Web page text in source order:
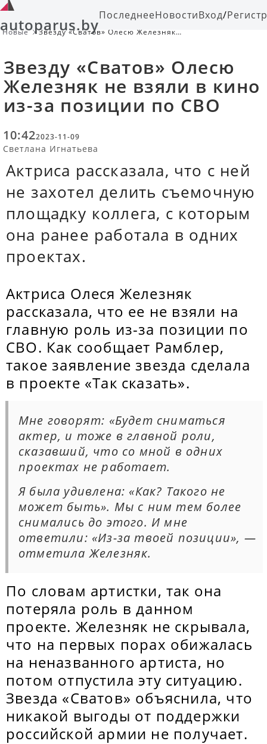
autoparus.byПоследнееНовостиВход/
Новые
Звезду «Сватов» Олесю Железняк
Звезду «Сватов» Олесю
Железняк не взяли в кино
из-за позиции по СВО
10:422023-11-09
Светлана Игнатьева
Актриса рассказала, что с ней
не захотел делить съемочную
площадку коллега, с которым
она ранее работала в одних
проектах.
Актриса Олеся Железняк
рассказала, что ее не взяли на
главную роль из-за позиции по
СВО. Как сообщает Рамблер,
такое заявление звезда сделала
в проекте «Так сказать».
Мне говорят: «Будет сниматься
актер, и тоже в главной роли,
сказавший, что со мной в одних
проектах не работает.
Я была удивлена: «Как? Такого не
может быть». Мы с ним тем более
снимались до этого. И мне
ответили: «Из-за твоей позиции», —
отметила Железняк.
По словам артистки, так она
потеряла роль в данном
проекте. Железняк не скрывала,
что на первых порах обижалась
на неназванного артиста, но
потом отпустила эту ситуацию.
Звезда «Сватов» объяснила, что
никакой выгоды от поддержки
российской армии не получает.